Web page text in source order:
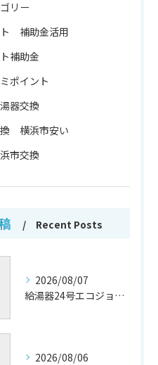
リー
補助金活用
補助金
ポイント
器交換
横浜市安い
市交換
Recent Posts
2026/08/07
給湯器24号エコジョーズの省エネ技術解説
2026/08/06